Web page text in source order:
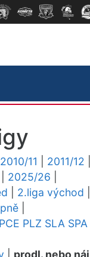
2010/11 2011/12
2025/26
2.liga východ
PCE PLZ SLA SPA
prodl. nebo